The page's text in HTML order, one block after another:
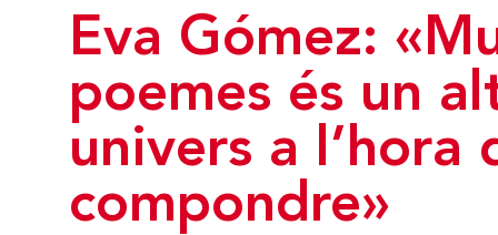
​Eva Gómez:
poemes és un
univers a l’hora
compondre»